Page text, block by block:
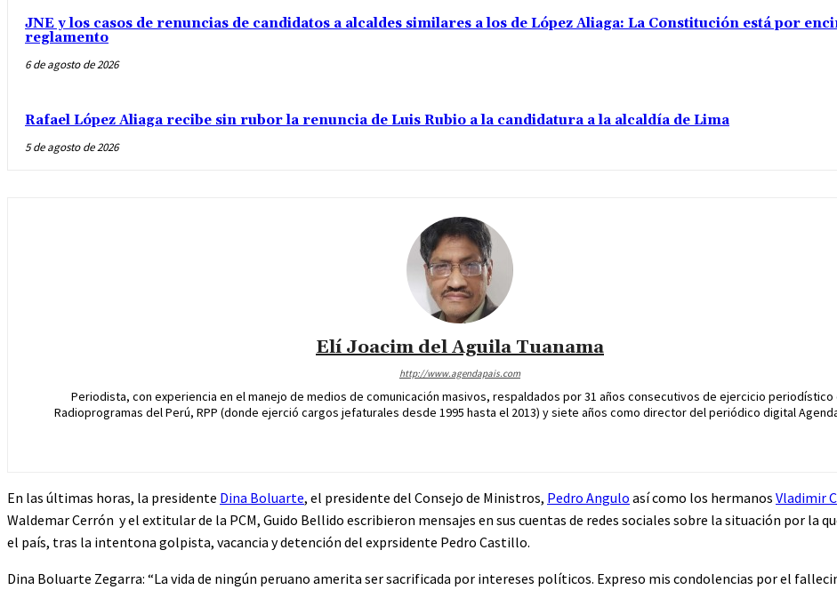
JNE y los casos de renuncias de candidatos a alcaldes similares a los de López Aliaga: La Constitución está por
reglamento
6 de agosto de 2026
Rafael López Aliaga recibe sin rubor la renuncia de Luis Rubio a la candidatura a la alcaldía de Lima
5 de agosto de 2026
Elí Joacim del Aguila Tuanama
http://www.agendapais.com
Periodista, con experiencia en el manejo de medios de comunicación masivos, respaldados por 31 años consecutivos de ejercicio periodístico
Radioprogramas del Perú, RPP (donde ejerció cargos jefaturales desde 1995 hasta el 2013) y siete años como director del periódico digital
En las últimas horas, la presidente Dina Boluarte, el presidente del Consejo de Ministros, Pedro Angulo así como los hermanos Vladimir
Waldemar Cerrón y el extitular de la PCM, Guido Bellido escribieron mensajes en sus cuentas de redes sociales sobre la situación por la
el país, tras la intentona golpista, vacancia y detención del exprsidente Pedro Castillo.
Dina Boluarte Zegarra: “La vida de ningún peruano amerita ser sacrificada por intereses políticos. Expreso mis condolencias por el